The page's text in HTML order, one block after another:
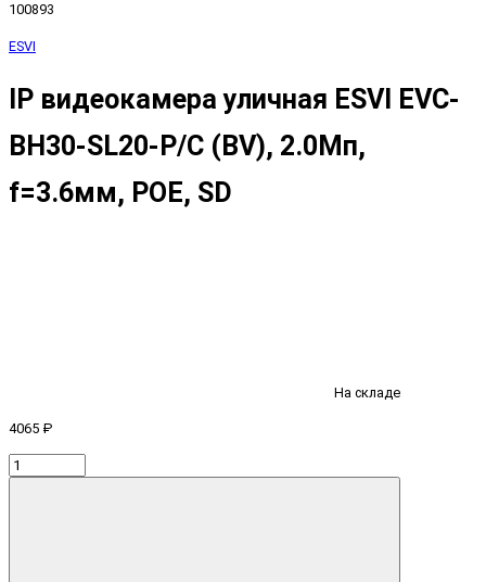
100893
ESVI
IP видеокамера уличная ESVI EVC-
BH30-SL20-P/C (BV), 2.0Мп,
f=3.6мм, POE, SD
На складе
4065 ₽